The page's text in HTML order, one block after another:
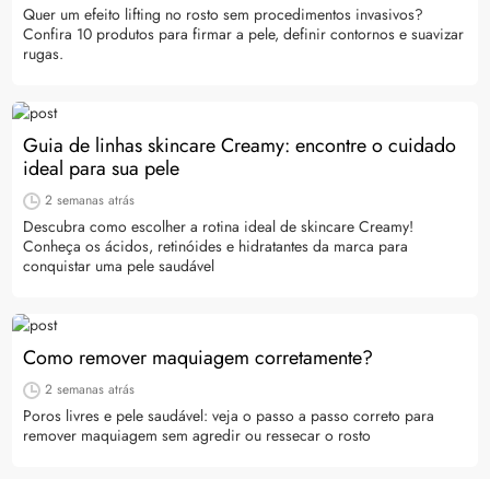
Quer um efeito lifting no rosto sem procedimentos invasivos?
Confira 10 produtos para firmar a pele, definir contornos e suavizar
rugas.
Guia de linhas skincare Creamy: encontre o cuidado
ideal para sua pele
2 semanas atrás
Descubra como escolher a rotina ideal de skincare Creamy!
Conheça os ácidos, retinóides e hidratantes da marca para
conquistar uma pele saudável
Como remover maquiagem corretamente?
2 semanas atrás
Poros livres e pele saudável: veja o passo a passo correto para
remover maquiagem sem agredir ou ressecar o rosto